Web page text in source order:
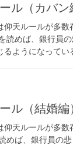
ル（カバン
仰天ルールが多
読めば、銀行員
るようになって
ル（結婚編
仰天ルールが多
めば、銀行員の